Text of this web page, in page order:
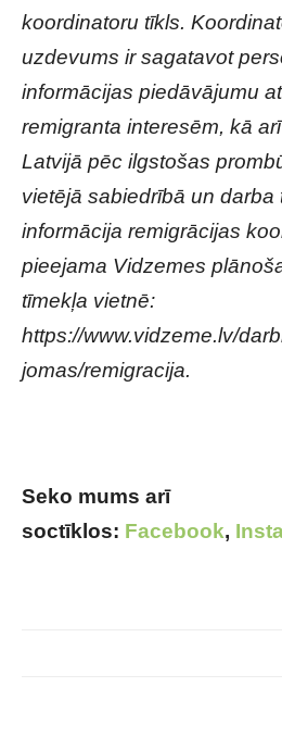
koordinatoru tīkls.
uzdevums ir sagatavot
informācijas piedāvājumu
remigranta interesēm, kā
Latvijā pēc ilgstošas
vietējā sabiedrībā un darba
informācija remigrācijas
pieejama Vidzemes
tīmekļa vietnē:
https://www.vidzeme.lv/
jomas/remigracija.
Seko mums arī
soctīklos: Facebook,